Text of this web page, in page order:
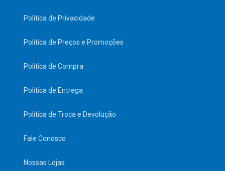
Política de Privacidade
Política de Preços e Promoções
Política de Compra
Política de Entrega
Política de Troca e Devolução
Fale Conosco
Nossas Lojas